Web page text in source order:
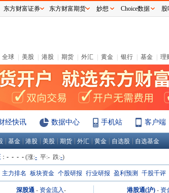
全球 美股 港股 期货 外汇 黄金 银行 基金 理
经快讯 数据中心 手机站 客户端
基金 港股 美股 期货 外汇 黄金 自选股 自选基金
： - - - - (涨:- 平:- 跌:-)
主力排名 板块资金 个股研报 行业研报 盈利预测 千股千评
深股通 - 资金流入- 港股通(沪) - 资
东方财富证券 东方财富期货 妙想 Choice数据 股